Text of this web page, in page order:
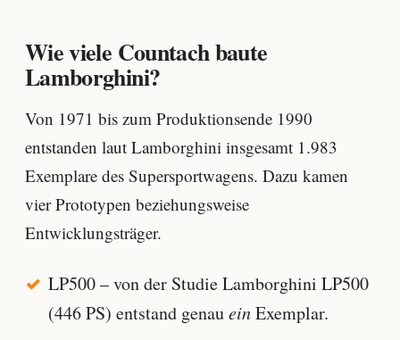
Wie viele Countach baute
Lamborghini?
Von 1971 bis zum Produktionsende 1990
entstanden laut Lamborghini insgesamt 1.983
Exemplare des Supersportwagens. Dazu kamen
vier Prototypen beziehungsweise
Entwicklungsträger.
LP500 – von der Studie Lamborghini LP500
(446 PS) entstand genaueinExemplar.